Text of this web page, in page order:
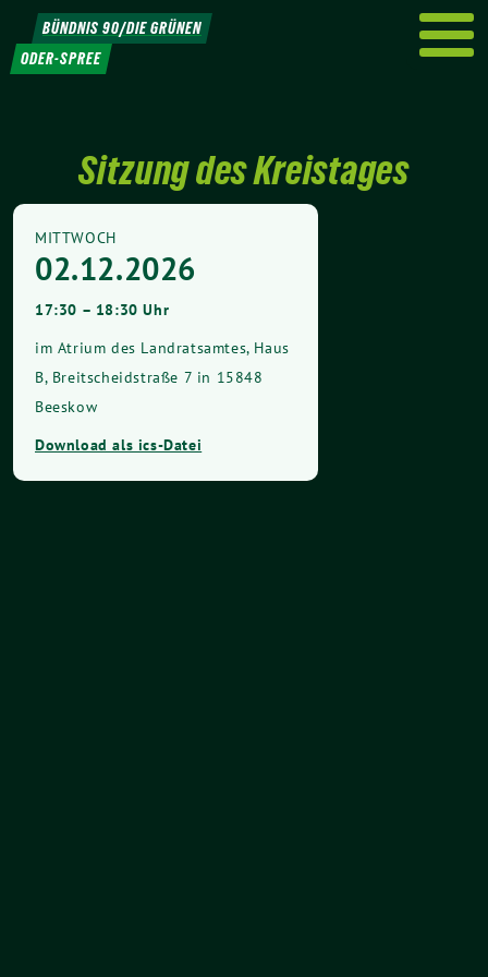
Weiter
zum
Inhalt
BÜNDNIS 90/DIE GRÜNEN
ODER-SPREE
Sitzung des Kreistages
MITTWOCH
02.12.2026
17:30 – 18:30 Uhr
im Atrium des Landratsamtes, Haus
B, Breitscheidstraße 7 in 15848
Beeskow
Download als ics-Datei